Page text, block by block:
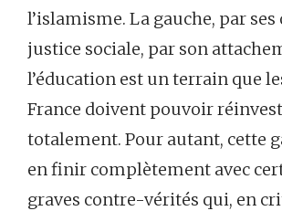
l’islamisme. La gauche, par ses
justice sociale, par son
l’éducation est un terrain que
France doivent pouvoir
totalement. Pour autant, cette
en finir complètement avec
graves contre-vérités qui, en